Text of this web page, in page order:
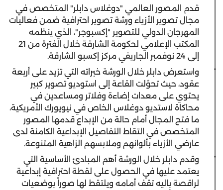
قدم المصور العالمي "دوغلاس دابلر" المتخصص في
مجال تصوير الأزياء ورشة تصوير احترافية ضمن فعاليات
المهرجان الدولي للتصوير "إكسبوجر"، الذي ينظمه
المكتب الإعلامي لحكومة الشارقة خلال الفترة من 21
إلى 24 نوفمبر الجاريفي مركز إكسبو الشارقة.
واستعرض دابلر خلال الورشة خبراته التي تزيد على أربعة
عقود، حيث تحوّلت القاعة إلى استوديو تصوير كبير
يحتوي على معدات إضاءة وفلاتر ومساعدين في
محاكاة لاستديو دوغلاس الخاص في نيويورك الأمريكية،
ما فتح المجال أمام حالة من الإبداع قدمها المصور
المتخصص في التقاط التفاصيل الإبداعية الكامنة لدى
عارضي الأزياء بألوانهم وملابسهم الزاهية المتنوعة.
وقدم دابلر خلال الورشة أهم المبادئ الأساسية التي
يعتمد عليها في الحصول على لقطة احترافية إبداعية
لراقصة باليه تقف أمامه ويلتقط لها صوراً بوضعيات